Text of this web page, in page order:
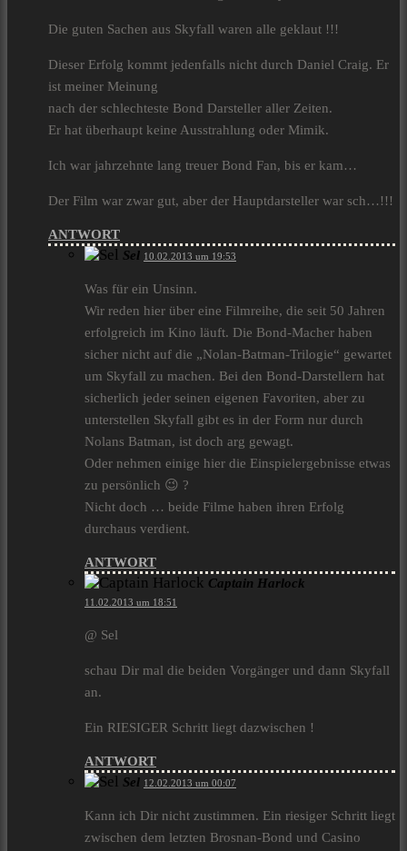
Die guten Sachen aus Skyfall waren alle geklaut !!!
Dieser Erfolg kommt jedenfalls nicht durch Daniel Craig. Er
ist meiner Meinung
nach der schlechteste Bond Darsteller aller Zeiten.
Er hat überhaupt keine Ausstrahlung oder Mimik.
Ich war jahrzehnte lang treuer Bond Fan, bis er kam…
Der Film war zwar gut, aber der Hauptdarsteller war sch…!!!
ANTWORT
Sel 10.02.2013 um 19:53
Was für ein Unsinn.
Wir reden hier über eine Filmreihe, die seit 50 Jahren
erfolgreich im Kino läuft. Die Bond-Macher haben
sicher nicht auf die „Nolan-Batman-Trilogie“ gewartet
um Skyfall zu machen. Bei den Bond-Darstellern hat
sicherlich jeder seinen eigenen Favoriten, aber zu
unterstellen Skyfall gibt es in der Form nur durch
Nolans Batman, ist doch arg gewagt.
Oder nehmen einige hier die Einspielergebnisse etwas
zu persönlich 😉 ?
Nicht doch … beide Filme haben ihren Erfolg
durchaus verdient.
ANTWORT
Captain Harlock
11.02.2013 um 18:51
@ Sel
schau Dir mal die beiden Vorgänger und dann Skyfall
an.
Ein RIESIGER Schritt liegt dazwischen !
ANTWORT
Sel 12.02.2013 um 00:07
Kann ich Dir nicht zustimmen. Ein riesiger Schritt liegt
zwischen dem letzten Brosnan-Bond und Casino